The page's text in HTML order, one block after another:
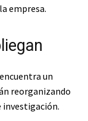
empresa.
un
reorganizando
investigación.